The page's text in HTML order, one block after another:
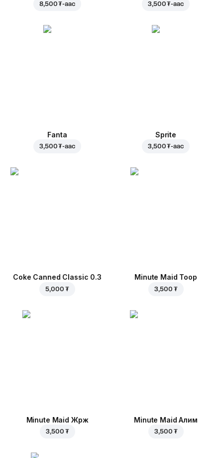
8,500 ₮-аас 3,500 ₮-аас
Fanta
3,500 ₮-аас
Sprite
3,500 ₮-аас
Coke Canned Classic 0.3
5,000 ₮
Minute Maid Тоор
3,500 ₮
Minute Maid Жүрж
3,500 ₮
Minute Maid Алим
3,500 ₮